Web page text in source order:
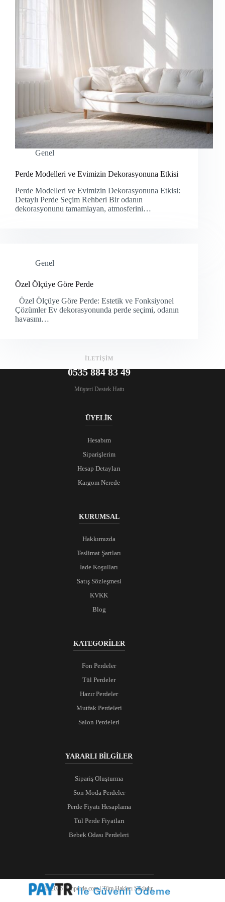
Genel
Perde Modelleri ve Evimizin Dekorasyonuna Etkisi
Perde Modelleri ve Evimizin Dekorasyonuna Etkisi:
Detaylı Perde Seçim Rehberi Bir odanın
dekorasyonunu tamamlayan, atmosferini…
Genel
Özel Ölçüye Göre Perde
Özel Ölçüye Göre Perde: Estetik ve Fonksiyonel
Çözümler Ev dekorasyonunda perde seçimi, odanın
havasını…
İLETİŞİM
0535 884 83 49
Müşteri Destek Hattı
ÜYELİK
Hesabım
Siparişlerim
Hesap Detayları
Kargom Nerede
KURUMSAL
Hakkımızda
Teslimat Şartları
İade Koşulları
Satış Sözleşmesi
KVKK
Blog
KATEGORİLER
Fon Perdeler
Tül Perdeler
Hazır Perdeler
Mutfak Perdeleri
Salon Perdeleri
YARARLI BİLGİLER
Sipariş Oluşturma
Son Moda Perdeler
Perde Fiyatı Hesaplama
Tül Perde Fiyatları
Bebek Odası Perdeleri
© 2026 Ranperde.com | Tüm Hakları Saklıdır.